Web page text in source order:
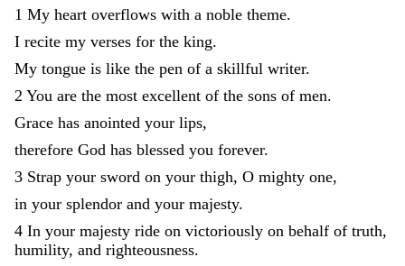
1 My heart overflows with a noble theme.
I recite my verses for the king.
My tongue is like the pen of a skillful writer.
2 You are the most excellent of the sons of men.
Grace has anointed your lips,
therefore God has blessed you forever.
3 Strap your sword on your thigh, O mighty one,
in your splendor and your majesty.
4 In your majesty ride on victoriously on behalf of truth,
humility, and righteousness.